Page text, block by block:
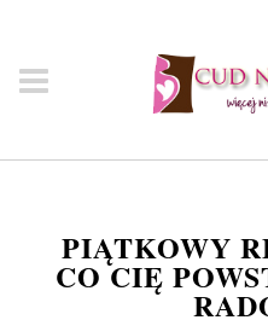
PIĄTKOWY
CO CIĘ